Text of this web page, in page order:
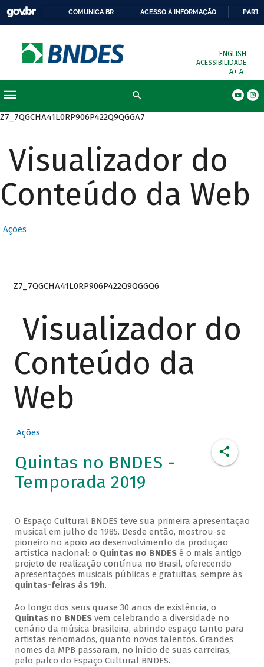
COMUNICA BR ACESSO À INFORMAÇÃO
ENGLISH
ACESSIBILIDADE
A+ A-
Z7_7QGCHA41L0RP906P422Q9QGGA7
Visualizador do
Conteúdo da Web
Ações
Z7_7QGCHA41L0RP906P422Q9QGGQ6
Visualizador do
Conteúdo da
Web
Ações
Quintas no BNDES -
Temporada 2019
O Espaço Cultural BNDES teve sua primeira apresentação
musical em julho de 1985. Desde então, mostrou-se
pioneiro no apoio ao desenvolvimento da produção
artística nacional: o Quintas no BNDESé o mais antigo
projeto de realização contínua no Brasil, oferecendo
apresentações musicais públicas e gratuitas, sempre às
quintas-feiras às 19h.
Ao longo dos seus quase 30 anos de existência, o
Quintas no BNDESvem celebrando a diversidade no
cenário da música brasileira, abrindo espaço tanto para
artistas renomados, quanto novos talentos. Grandes
nomes da MPB passaram, no início de suas carreiras,
pelo palco do Espaço Cultural BNDES.